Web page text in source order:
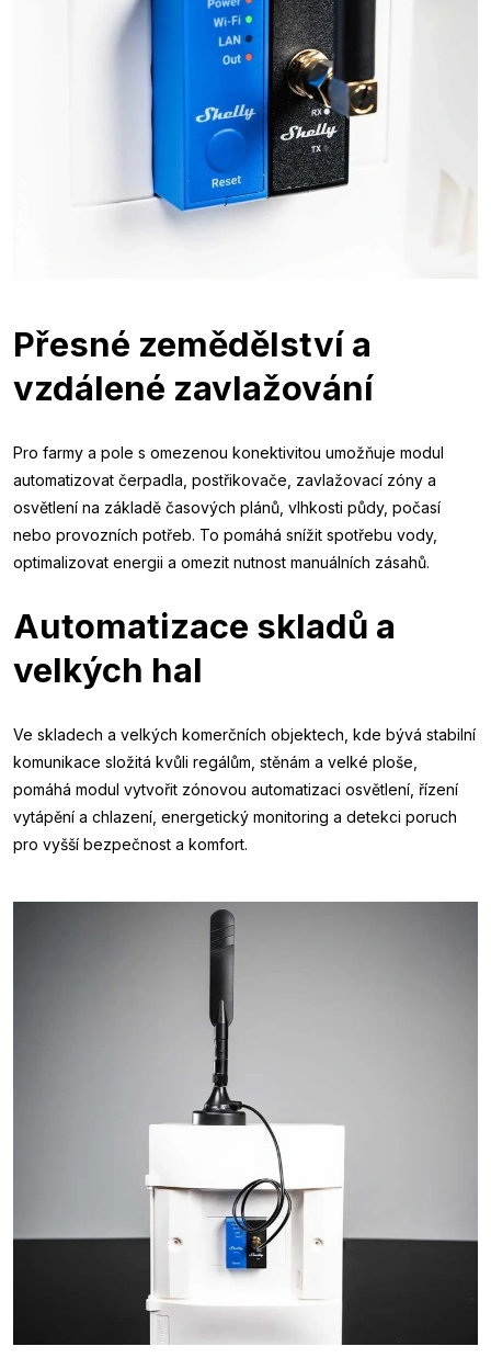
Přesné zemědělství a
vzdálené zavlažování
Pro farmy a pole s omezenou konektivitou umožňuje modul
automatizovat čerpadla, postřikovače, zavlažovací zóny a
osvětlení na základě časových plánů, vlhkosti půdy, počasí
nebo provozních potřeb. To pomáhá snížit spotřebu vody,
optimalizovat energii a omezit nutnost manuálních zásahů.
Automatizace skladů a
velkých hal
Ve skladech a velkých komerčních objektech, kde bývá stabilní
komunikace složitá kvůli regálům, stěnám a velké ploše,
pomáhá modul vytvořit zónovou automatizaci osvětlení, řízení
vytápění a chlazení, energetický monitoring a detekci poruch
pro vyšší bezpečnost a komfort.